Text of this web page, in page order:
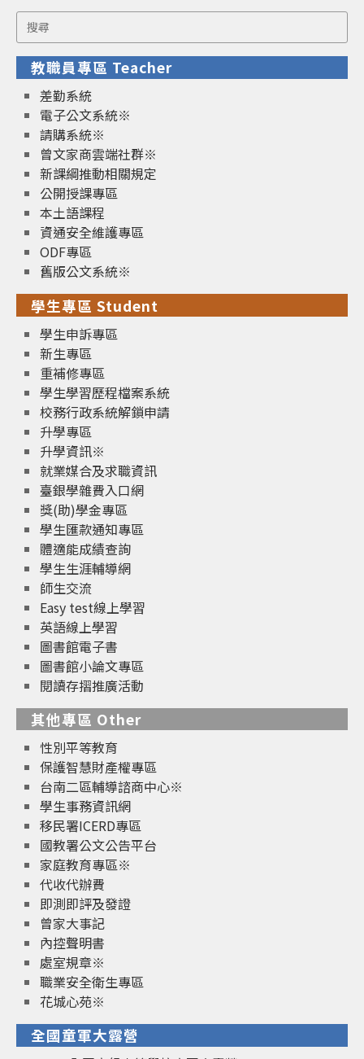
Search
for:
教職員專區 Teacher
差勤系統
電子公文系統※
請購系統※
曾文家商雲端社群※
新課綱推動相關規定
公開授課專區
本土語課程
資通安全維護專區
ODF專區
舊版公文系統※
學生專區 Student
學生申訴專區
新生專區
重補修專區
學生學習歷程檔案系統
校務行政系統解鎖申請
升學專區
升學資訊※
就業媒合及求職資訊
臺銀學雜費入口網
獎(助)學金專區
學生匯款通知專區
體適能成績查詢
學生生涯輔導網
師生交流
Easy test線上學習
英語線上學習
圖書館電子書
圖書館小論文專區
閱讀存摺推廣活動
其他專區 Other
性別平等教育
保護智慧財產權專區
台南二區輔導諮商中心※
學生事務資訊網
移民署ICERD專區
國教署公文公告平台
家庭教育專區※
代收代辦費
即測即評及發證
曾家大事記
內控聲明書
處室規章※
職業安全衛生專區
花城心苑※
全國童軍大露營